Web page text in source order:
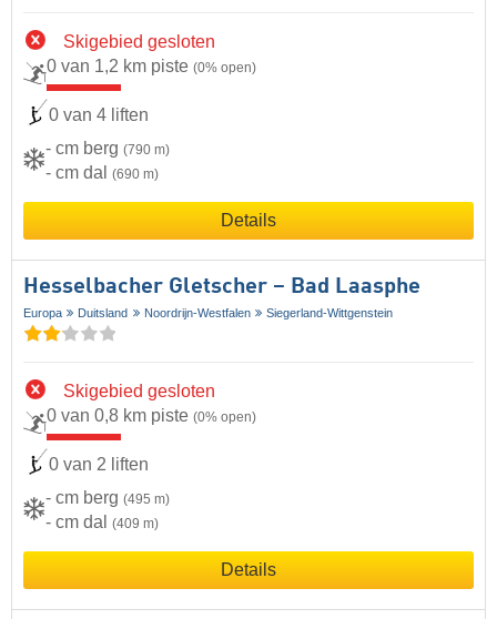
Skigebied gesloten
0 van 1,2 km piste (0% open)
0 van 4 liften
- cm berg (790 m)
- cm dal (690 m)
Details
Hesselbacher Gletscher – Bad Laasphe
Europa Duitsland Noordrijn-Westfalen Siegerland-Wittgenstein
Skigebied gesloten
0 van 0,8 km piste (0% open)
0 van 2 liften
- cm berg (495 m)
- cm dal (409 m)
Details